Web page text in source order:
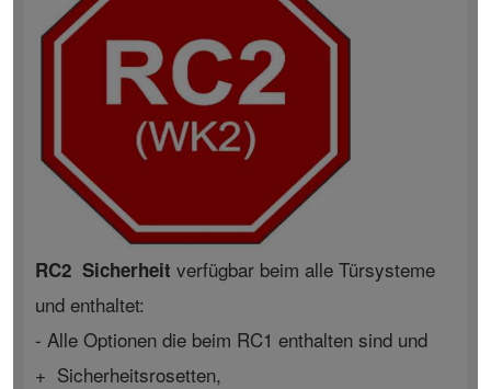
RC2 Sicherheit verfügbar beim alle Türsysteme
und enthaltet:
- Alle Optionen die beim RC1 enthalten sind und
+ Sicherheitsrosetten,